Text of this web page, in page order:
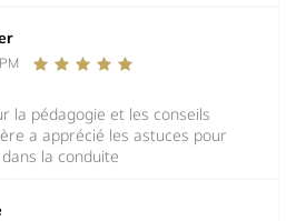
la pédagogie et les conseils
a apprécié les astuces pour
la conduite